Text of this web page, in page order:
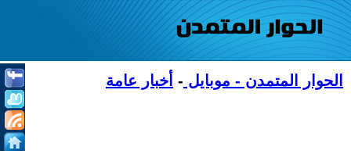
الحوار المتمدن - موبايل - أخبار عامة